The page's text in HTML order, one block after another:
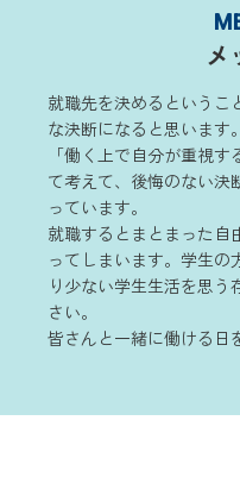
メ
就職先を決めるというこ
な決断になると思います。
「働く上で自分が重視
て考えて、後悔のない決
っています。
就職するとまとまった自
ってしまいます。学生の
り少ない学生生活を思
さい。
皆さんと一緒に働ける日